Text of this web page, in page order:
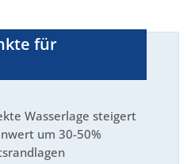
für
Wasserlage steigert
um 30-50%